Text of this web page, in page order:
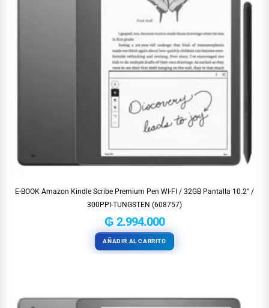
E-BOOK Amazon Kindle Scribe Premium Pen WI-FI / 32GB Pantalla 10.2″ /
300PPI-TUNGSTEN (608757)
₲ 2.994.000
AÑADIR AL CARRITO